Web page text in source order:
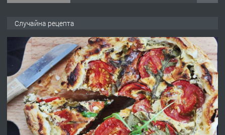
преди 11 месеца
ПРЕДЛАГА
Отпушване на канали тоалетни
вертикални щрангове
преди 11 месеца
Случайна рецепта